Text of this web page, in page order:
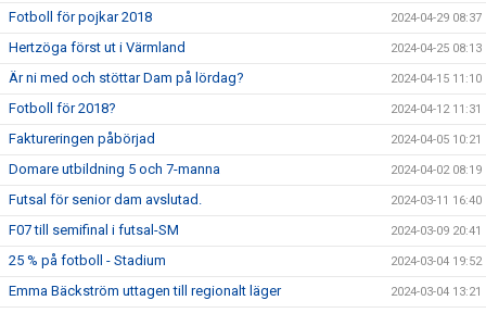
Fotboll för pojkar 2018 2024-04-29 08:37
Hertzöga först ut i Värmland 2024-04-25 08:13
Är ni med och stöttar Dam på lördag? 2024-04-15 11:10
Fotboll för 2018? 2024-04-12 11:31
Faktureringen påbörjad 2024-04-05 10:21
Domare utbildning 5 och 7-manna 2024-04-02 08:19
Futsal för senior dam avslutad. 2024-03-11 16:40
F07 till semifinal i futsal-SM 2024-03-09 20:41
25 % på fotboll - Stadium 2024-03-04 19:52
Emma Bäckström uttagen till regionalt läger 2024-03-04 13:21